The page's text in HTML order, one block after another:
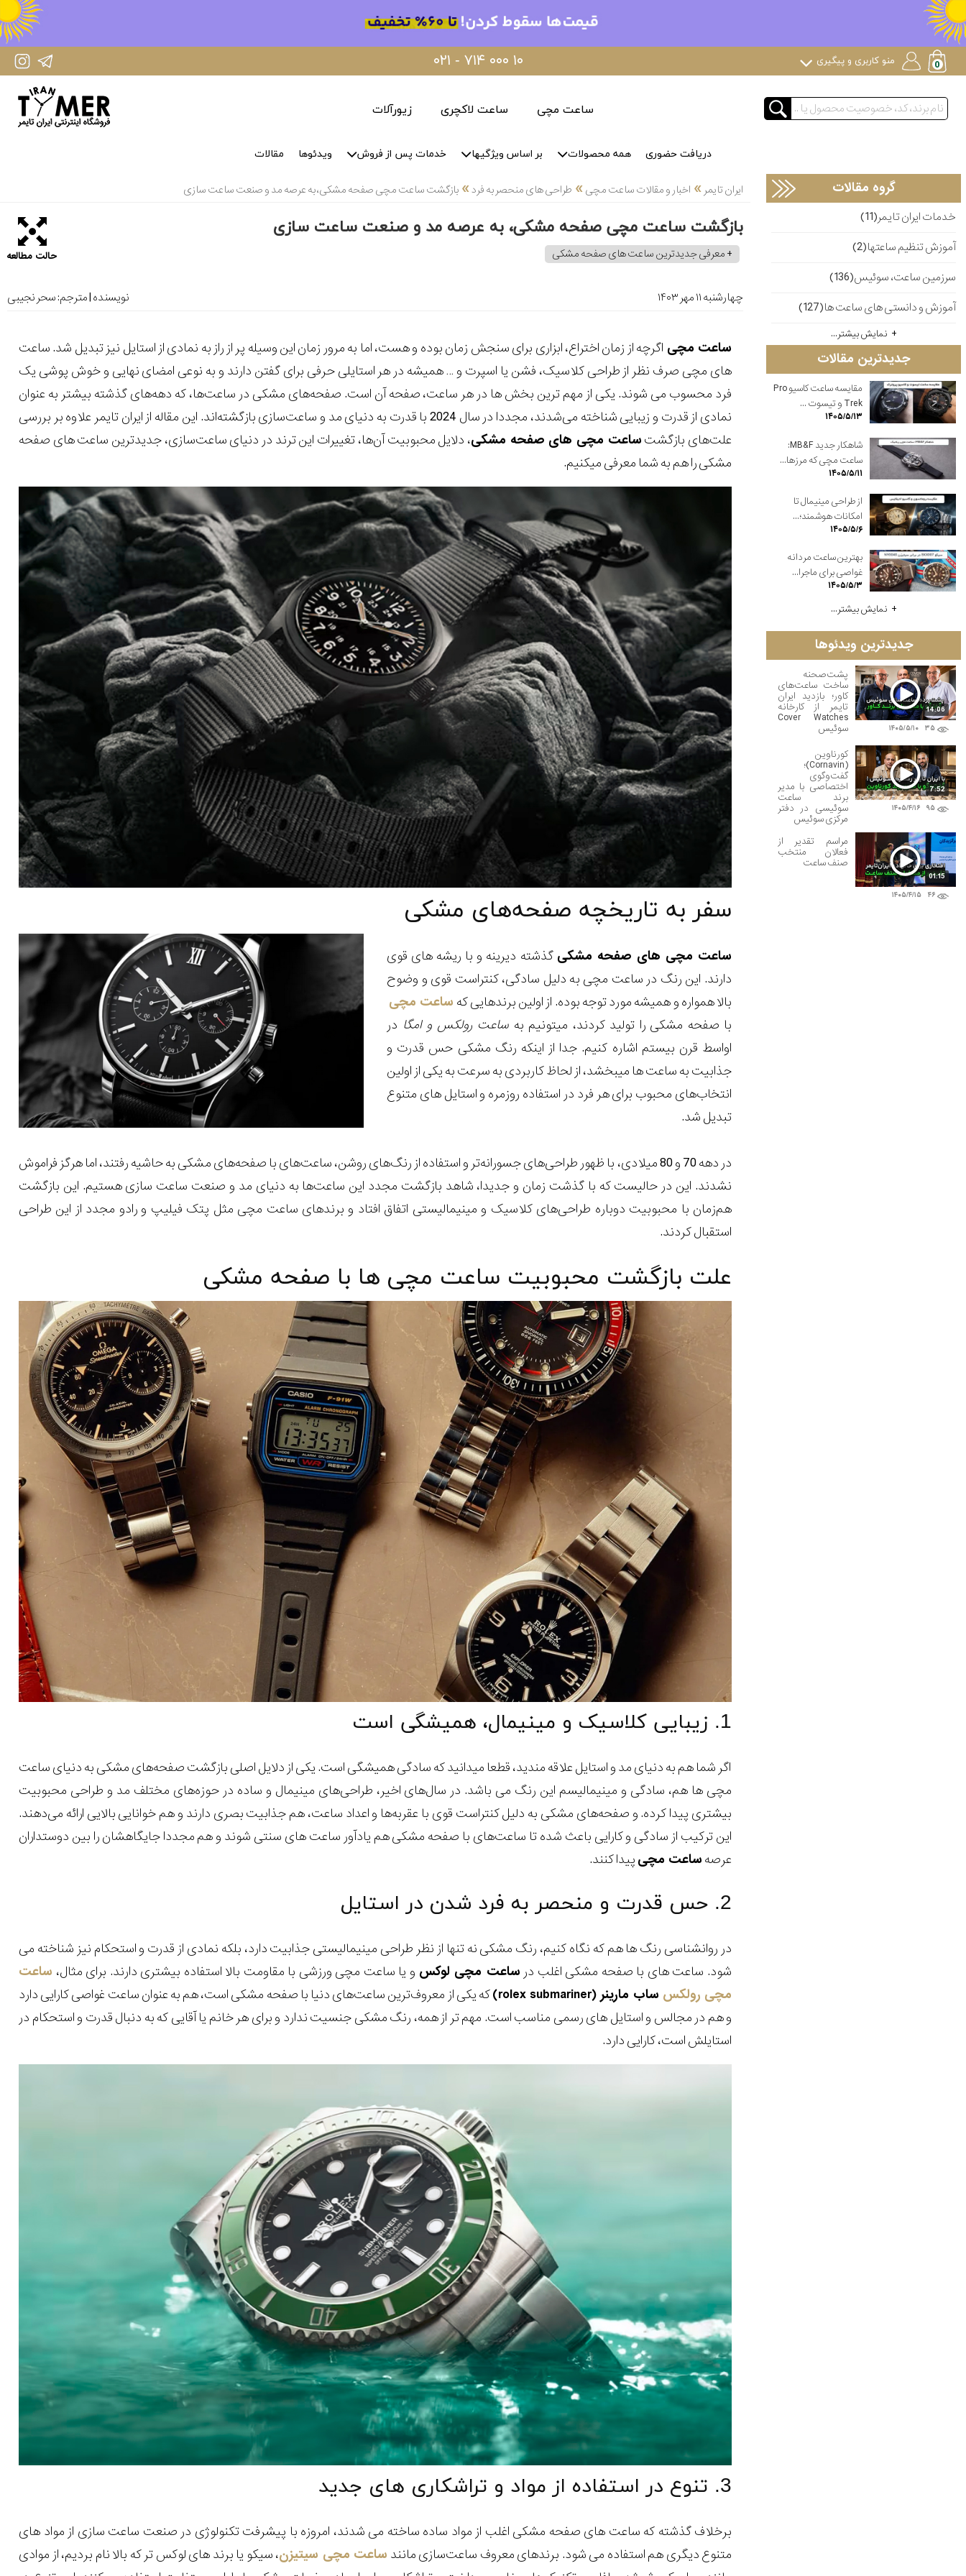
IranTimer Instagram Page ۰۲۱ - ۷۱۴ ۰۰۰ ۱۰ منو کاربری و پیگیری
ساعت مچی ساعت لاکچری زیورآلات
دریافت حضوری همه محصولات بر اساس ویژگیها خدمات پس از فروش ویدئوها مقالات
ایران تایمر » اخبار و مقالات ساعت مچی» طراحی های منحصر به فرد» بازگشت ساعت مچی صفحه مشکی، به عرصه مد و صنعت ساعت سازی
بازگشت ساعت مچی صفحه مشکی، به عرصه مد و صنعت ساعت سازی
حالت مطالعه + معرفی جدیدترین ساعت های صفحه مشکی
چهارشنبه ۱۱ مهر ۱۴۰۳ نویسنده | مترجم:سحر نجیبی
ساعت مچی اگرچه از زمان اختراع، ابزاری برای سنجش زمان بوده و هست، اما به مرور زمان این وسیله پر از راز به نمادی از استایل نیز تبدیل شد. ساعت
های مچی صرف نظر از طراحی کلاسیک، فشن یا اسپرت و … همیشه در هر استایلی حرفی برای گفتن دارند و به نوعی امضای نهایی و خوش پوشی یک
فرد محسوب می شوند. یکی از مهم ترین بخش ها در هر ساعت، صفحه آن است. صفحه‌های مشکی در ساعت‌ها، که دهه‌های گذشته بیشتر به عنوان
نمادی از قدرت و زیبایی شناخته می‌شدند، مجددا در سال 2024 با قدرت به دنیای مد و ساعت‌سازی بازگشته‌اند. این مقاله از ایران تایمر علاوه بر بررسی
علت‌های بازگشتساعت مچی های صفحه‌ مشکی، دلایل محبوبیت آن‌ها، تغییرات این ترند در دنیای ساعت‌سازی، جدیدترین ساعت های صفحه
مشکی را هم به شما معرفی میکنیم.
سفر به تاریخچه صفحه‌های مشکی
ساعت مچی های صفحه مشکی گذشته دیرینه و با ریشه های قوی
دارند. این رنگ در ساعت مچی به دلیل سادگی، کنتراست قوی و وضوح
بالا همواره و همیشه مورد توجه بوده‌. از اولین برندهایی که ساعت مچی
با صفحه مشکی را تولید کردند، میتونیم به ساعت رولکس و امگا در
اواسط قرن بیستم اشاره کنیم. جدا از اینکه رنگ مشکی حس قدرت و
جذابیت به ساعت ها میبخشد، از لحاظ کاربردی به سرعت به یکی از اولین
انتخاب‌های محبوب برای هر فرد در استفاده روزمره و استایل های متنوع
تبدیل شد.
در دهه 70 و 80 میلادی، با ظهور طراحی‌های جسورانه‌تر و استفاده از رنگ‌های روشن، ساعت‌های با صفحه‌های مشکی به حاشیه رفتند، اما هرگز فراموش
نشدند. این در حالیست که با گذشت زمان و جدیدا، شاهد بازگشت مجدد این ساعت‌ها به دنیای مد و صنعت ساعت سازی هستیم. این بازگشت
هم‌زمان با محبوبیت دوباره طراحی‌های کلاسیک و مینیمالیستی اتفاق افتاد و برندهای ساعت مچی مثل پتک فیلیپ و رادو مجدد از این طراحی
استقبال کردند.
علت بازگشت محبوبیت ساعت‌ مچی ها با صفحه مشکی
1. زیبایی کلاسیک و مینیمال، همیشگی است
اگر شما هم به دنیای مد و استایل علاقه مندید، قطعا میدانید که سادگی همیشگی است. یکی از دلایل اصلی بازگشت صفحه‌های مشکی به دنیای ساعت
مچی ها هم، سادگی و مینیمالیسم این رنگ می باشد. در سال‌های اخیر، طراحی‌های مینیمال و ساده در حوزه‌های مختلف مد و طراحی محبوبیت
بیشتری پیدا کرده. و صفحه‌های مشکی به دلیل کنتراست قوی با عقربه‌ها و اعداد ساعت، هم جذابیت بصری دارند و هم خوانایی بالایی ارائه می‌دهند.
این ترکیب از سادگی و کارایی باعث شده تا ساعت‌های با صفحه مشکی هم یادآور ساعت های سنتی شوند و هم مجددا جایگاهشان را بین دوستداران
عرصهساعت مچیپیدا کنند.
2. حس قدرت و منحصر به فرد شدن در استایل
در روانشناسی رنگ ها هم که نگاه کنیم، رنگ مشکی نه تنها از نظر طراحی مینیمالیستی جذابیت دارد، بلکه نمادی از قدرت و استحکام نیز شناخته می
شود. ساعت های با صفحه مشکی اغلب درساعت‌ مچی لوکس و یا ساعت‌ مچی ورزشی با مقاومت بالا استفاده بیشتری دارند. برای مثال، ساعت
مچی رولکس ساب مارینر (rolex submariner)
که یکی از معروف‌ترین ساعت‌های دنیا با صفحه مشکی است، هم به عنوان ساعت غواصی کارایی دارد
و هم در مجالس و استایل های رسمی مناسب است. مهم تر از همه، رنگ مشکی جنسیت ندارد و برای هر خانم یا آقایی که به دنبال قدرت و استحکام در
استایلش است، کارایی دارد.
3. تنوع در استفاده از مواد و تراشکاری های جدید
برخلاف گذشته که ساعت های صفحه مشکی اغلب از مواد ساده ساخته می شدند، امروزه با پیشرفت تکنولوژی در صنعت ساعت سازی از مواد های
متنوع دیگری هم استفاده می شود. برندهای معروف ساعت‌سازی مانند ساعت مچی سیتیزن، سیکو یا برند های لوکس تر که بالا نام بردیم، از موادی
گروه مقالات
خدمات ایران تایمر(11)
آموزش تنظیم ساعتها(2)
سرزمین ساعت، سوئیس(136)
آموزش و دانستی های ساعت ها(127)
نمایش بیشتر...
جدیدترین مقالات
مقایسه ساعت کاسیو Pro
Trek و تیسوت ...
۱۴۰۵/۵/۱۳
شاهکار جدید MB&F:
ساعت مچی که مرزها...
۱۴۰۵/۵/۱۱
از طراحی مینیمال تا
امکانات هوشمند؛...
۱۴۰۵/۵/۶
بهترین ساعت مردانه
غواصی برای ماجرا...
۱۴۰۵/۵/۳
نمایش بیشتر...
جدیدترین ویدئوها
۳۵ ۱۴۰۵/۵/۱۰
14:06
پشت‌صحنه
ساخت ساعت‌های
کاور؛ بازدید ایران
تایمر از کارخانه
Cover Watches
سوئیس
۹۵ ۱۴۰۵/۴/۱۶
7:52
کورناوین
(Cornavin)؛
گفت‌وگوی
اختصاصی با مدیر
برند ساعت
سوئیسی در دفتر
مرکزی سوئیس
۴۶ ۱۴۰۵/۴/۱۵
01:15
مراسم تقدیر از
فعالان منتخب
صنف ساعت